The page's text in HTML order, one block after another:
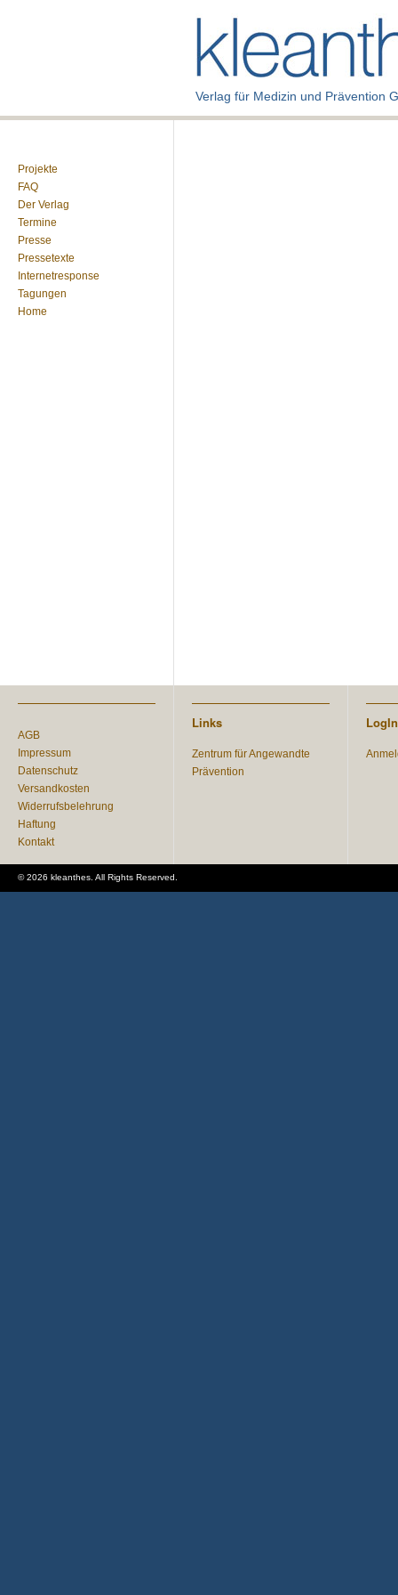
Verlag für Medizin und Prävention
Projekte
FAQ
Der Verlag
Termine
Presse
Pressetexte
Internetresponse
Tagungen
Home
AGB
Impressum
Datenschutz
Versandkosten
Widerrufsbelehrung
Haftung
Kontakt
Links
Zentrum für Angewandte
Prävention
LogIn
© 2026 kleanthes. All Rights Reserved.